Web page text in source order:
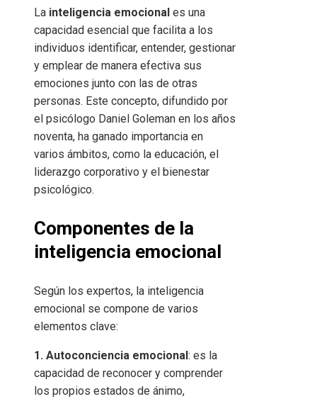
La inteligencia emocional es una
capacidad esencial que facilita a los
individuos identificar, entender, gestionar
y emplear de manera efectiva sus
emociones junto con las de otras
personas. Este concepto, difundido por
el psicólogo Daniel Goleman en los años
noventa, ha ganado importancia en
varios ámbitos, como la educación, el
liderazgo corporativo y el bienestar
psicológico.
Componentes de la
inteligencia emocional
Según los expertos, la inteligencia
emocional se compone de varios
elementos clave:
1. Autoconciencia emocional : es la
capacidad de reconocer y comprender
los propios estados de ánimo,